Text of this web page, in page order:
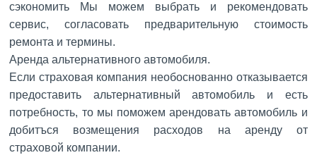
сэкономить Мы можем выбрать и рекомендовать
сервис, согласовать предварительную стоимость
ремонта и термины.
Аренда альтернативного автомобиля.
Если страховая компания необоснованно отказывается
предоставить альтернативный автомобиль и есть
потребность, то мы поможем арендовать автомобиль и
добитъся возмещения расходов на аренду от
страховой компании.